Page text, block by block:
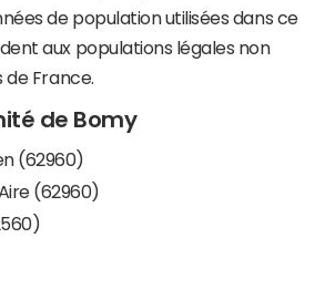
de population utilisées dans ce
aux populations légales non
de France.
de Bomy
(62960)
(62960)